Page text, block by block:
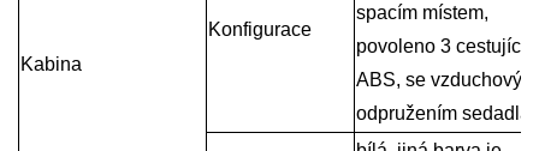
Kabina
Konfigurace
spacím místem,
povoleno 3 cestující,
ABS, se vzduchovým
odpružením sedadla